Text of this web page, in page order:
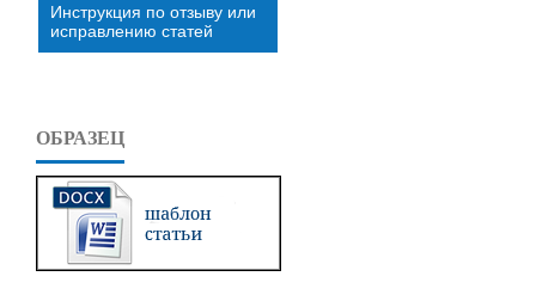
Инструкция по отзыву или
исправлению статей
ОБРАЗЕЦ